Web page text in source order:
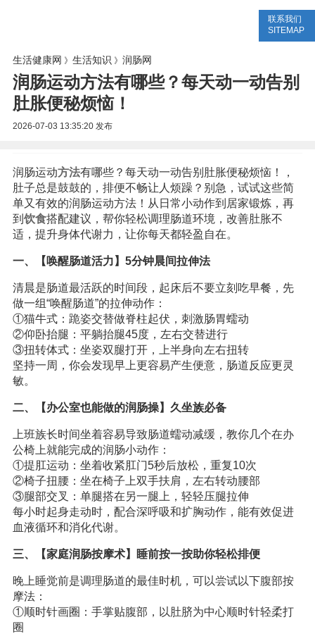
联系我们
SITEMAP
生活健康网 》 生活知识 》 润肠网
润肠运动方法有哪些？每天动一动告别
肚胀便秘烦恼！
2026-07-03 13:35:20发布
润肠运动方法有哪些？每天动一动告别肚胀便秘烦恼！，
肚子总是鼓鼓的，排便不畅让人烦躁？别急，试试这些简
单又有效的润肠运动方法！从日常小动作到居家锻炼，再
到 饮食搭配建议，帮你轻松调理肠道环境，改善肚胀不
适，提升身体代谢力，让你每天都轻盈自在。
一、【唤醒肠道活力】5分钟晨间拉伸法
清晨是肠道最活跃的时间段，起床后不要立刻吃早餐，先
做一组“唤醒肠道”的拉伸动作：
①猫牛式：跪姿交替做脊柱起伏，刺激肠胃蠕动
②仰卧抬腿：平躺抬腿45度，左右交替进行
③扭转体式：坐姿双腿打开，上半身向左右扭转
坚持一周，你会发现早上更容易产生便意，肠道反应更灵
敏。
二、【办公室也能做的润肠操】久坐族必备
上班族长时间坐着容易导致肠道蠕动减缓，教你几个在办
公椅上就能完成的润肠小动作：
①提肛运动：坐着收紧肛门5秒后放松，重复10次
②椅子扭腰：坐在椅子上双手扶肩，左右转动腰部
③腿部交叉：单腿搭在另一腿上，轻轻压腿拉伸
每小时起身走动时，配合深呼吸和扩胸动作，能有效促进
血液循环和消化代谢。
三、【家庭润肠按摩术】睡前按一按助你轻松排便
晚上睡觉前是调理肠道的最佳时机，可以尝试以下腹部按
摩法：
①顺时针画圈：手掌贴腹部，以肚脐为中心顺时针轻柔打
圈